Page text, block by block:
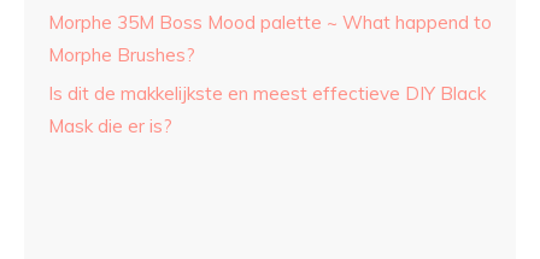
Morphe 35M Boss Mood palette ~ What happend to
Morphe Brushes?
Is dit de makkelijkste en meest effectieve DIY Black
Mask die er is?